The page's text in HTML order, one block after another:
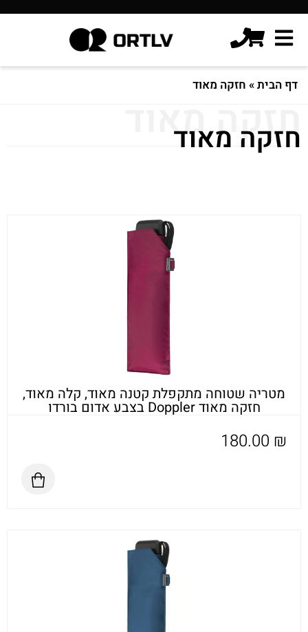
דף הבית» חזקה מאוד
חזקה מאוד
חזקה מאוד
מטריה שטוחה מתקפלת קטנה מאוד, קלה מאוד,
חזקה מאוד Doppler בצבע אדום בורדו
180.00 ₪